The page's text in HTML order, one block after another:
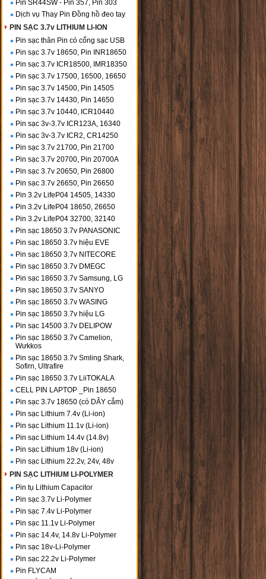
Pin SR44SW - Pin 357, Pin 303
Dịch vụ Thay Pin Đồng hồ đeo tay
PIN SẠC 3.7v LITHIUM LI-ION
Pin sạc thân Pin có cổng sạc USB
Pin sạc 3.7v 18650, Pin INR18650
Pin sạc 3.7v ICR18500, IMR18350
Pin sạc 3.7v 17500, 16500, 16650
Pin sạc 3.7v 14500, Pin 14505
Pin sạc 3.7v 14430, Pin 14650
Pin sạc 3.7v 10440, ICR10440
Pin sạc 3v-3.7v ICR123A, 16340
Pin sạc 3v-3.7v ICR2, CR14250
Pin sạc 3.7v 21700, Pin 21700
Pin sạc 3.7v 20700, Pin 20700A
Pin sạc 3.7v 20650, Pin 26800
Pin sạc 3.7v 26650, Pin 26650
Pin 3.2v LifeP04 14505, 14330
Pin 3.2v LifeP04 18650, 26650
Pin 3.2v LifeP04 32700, 32140
Pin sạc 18650 3.7v PANASONIC
Pin sạc 18650 3.7v hiệu EVE
Pin sạc 18650 3.7v NITECORE
Pin sạc 18650 3.7v DMEGC
Pin sạc 18650 3.7v Samsung, LG
Pin sạc 18650 3.7v SANYO
Pin sạc 18650 3.7v WASING
Pin sạc 18650 3.7v hiệu LG
Pin sạc 14500 3.7v DELIPOW
Pin sạc 18650 3.7v Camelion,
Wưkkos
Pin sạc 18650 3.7v Smling Shark,
Sofirn, Ultrafire
Pin sạc 18650 3.7v LiiTOKALA
CELL PIN LAPTOP _Pin 18650
Pin sạc 3.7v 18650 (có DÂY cắm)
Pin sạc Lithium 7.4v (Li-ion)
Pin sạc Lithium 11.1v (Li-ion)
Pin sạc Lithium 14.4v (14.8v)
Pin sạc Lithium 18v (Li-ion)
Pin sạc Lithium 22.2v, 24v, 48v
PIN SẠC LITHIUM LI-POLYMER
Pin tụ Lithium Capacitor
Pin sạc 3.7v Li-Polymer
Pin sạc 7.4v Li-Polymer
Pin sạc 11.1v Li-Polymer
Pin sạc 14.4v, 14.8v Li-Polymer
Pin sạc 18v-Li-Polymer
Pin sạc 22.2v Li-Polymer
Pin FLYCAM